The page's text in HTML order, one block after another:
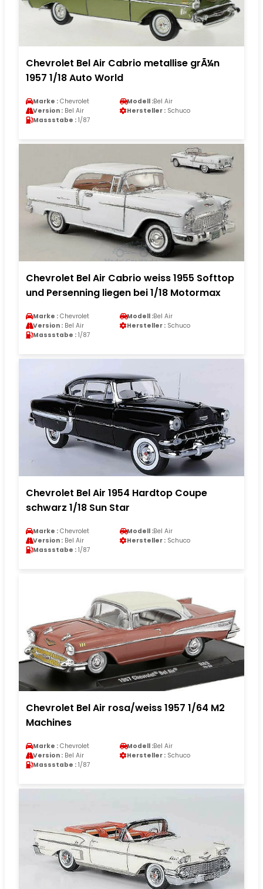
Chevrolet Bel Air Cabrio metallise grÃ¼n
1957 1/18 Auto World
Marke : Chevrolet Modell :Bel Air
Version : Bel Air Hersteller : Schuco
Massstabe : 1/87
Chevrolet Bel Air Cabrio weiss 1955 Softtop
und Persenning liegen bei 1/18 Motormax
Marke : Chevrolet Modell :Bel Air
Version : Bel Air Hersteller : Schuco
Massstabe : 1/87
Chevrolet Bel Air 1954 Hardtop Coupe
schwarz 1/18 Sun Star
Marke : Chevrolet Modell :Bel Air
Version : Bel Air Hersteller : Schuco
Massstabe : 1/87
Chevrolet Bel Air rosa/weiss 1957 1/64 M2
Machines
Marke : Chevrolet Modell :Bel Air
Version : Bel Air Hersteller : Schuco
Massstabe : 1/87